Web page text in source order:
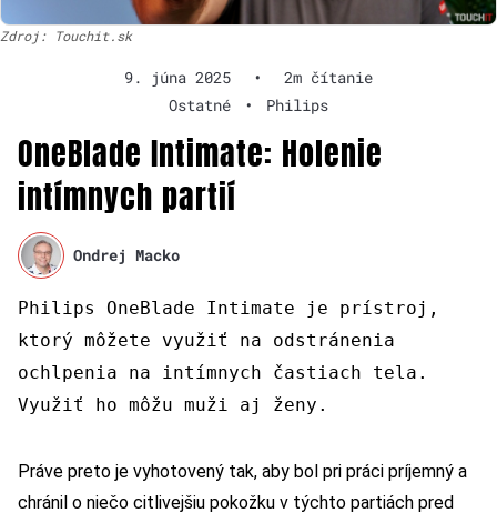
Zdroj: Touchit.sk
9. júna 2025 •
2m čítanie
Ostatné
• Philips
OneBlade Intimate: Holenie
intímnych partií
Ondrej Macko
Philips OneBlade Intimate je prístroj,
ktorý môžete využiť na odstránenia
ochlpenia na intímnych častiach tela.
Využiť ho môžu muži aj ženy.
Práve preto je vyhotovený tak, aby bol pri práci príjemný a
chránil o niečo citlivejšiu pokožku v týchto partiách pred